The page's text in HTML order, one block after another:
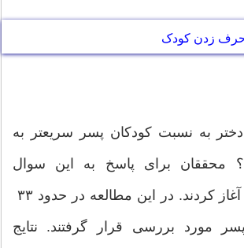
زدن کودک
دختر به نسبت کودکان پسر سریعتر به
محققان برای پاسخ به این سوال
مورد بررسی قرار گرفتند. نتایج